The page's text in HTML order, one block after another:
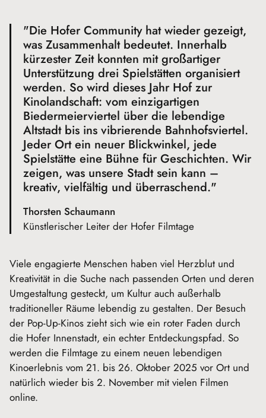
"Die Hofer Community hat wieder gezeigt,
was Zusammenhalt bedeutet. Innerhalb
kürzester Zeit konnten mit großartiger
Unterstützung drei Spielstätten organisiert
werden. So wird dieses Jahr Hof zur
Kinolandschaft: vom einzigartigen
Biedermeierviertel über die lebendige
Altstadt bis ins vibrierende Bahnhofsviertel.
Jeder Ort ein neuer Blickwinkel, jede
Spielstätte eine Bühne für Geschichten. Wir
zeigen, was unsere Stadt sein kann –
kreativ, vielfältig und überraschend."
Thorsten Schaumann
Künstlerischer Leiter der Hofer Filmtage
Viele engagierte Menschen haben viel Herzblut und
Kreativität in die Suche nach passenden Orten und deren
Umgestaltung gesteckt, um Kultur auch außerhalb
traditioneller Räume lebendig zu gestalten. Der Besuch
der Pop-Up-Kinos zieht sich wie ein roter Faden durch
die Hofer Innenstadt, ein echter Entdeckungspfad. So
werden die Filmtage zu einem neuen lebendigen
Kinoerlebnis vom 21. bis 26. Oktober 2025 vor Ort und
natürlich wieder bis 2. November mit vielen Filmen
online.